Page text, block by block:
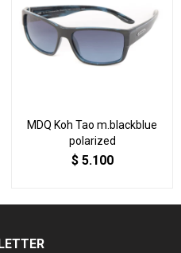
MDQ Koh Tao m.blackblue
polarized
$ 5.100